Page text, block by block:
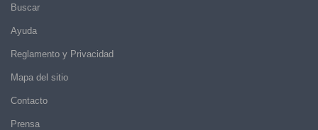
Buscar
Ayuda
Reglamento y Privacidad
Mapa del sitio
Contacto
Prensa